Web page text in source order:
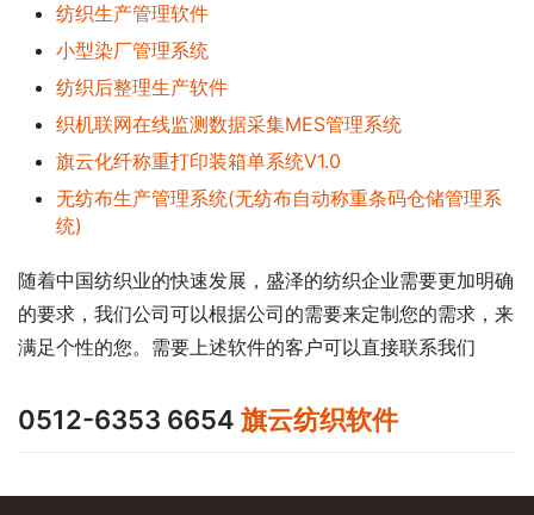
纺织生产管理软件
小型染厂管理系统
纺织后整理生产软件
织机联网在线监测数据采集MES管理系统
旗云化纤称重打印装箱单系统V1.0
无纺布生产管理系统(无纺布自动称重条码仓储管理系
统)
随着中国纺织业的快速发展，盛泽的纺织企业需要更加明确
的要求，我们公司可以根据公司的需要来定制您的需求，来
满足个性的您。需要上述软件的客户可以直接联系我们
0512-6353 6654 旗云纺织软件